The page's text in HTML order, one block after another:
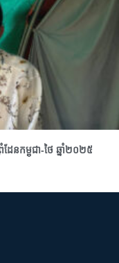
ែនកម្ពុជា-ថៃ ឆ្នាំ២០២៥